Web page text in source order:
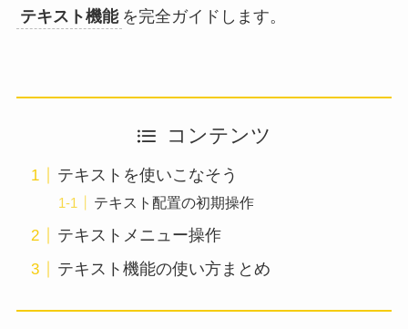
テキスト機能 を完全ガイドします。
コンテンツ
テキストを使いこなそう
テキスト配置の初期操作
テキストメニュー操作
テキスト機能の使い方まとめ